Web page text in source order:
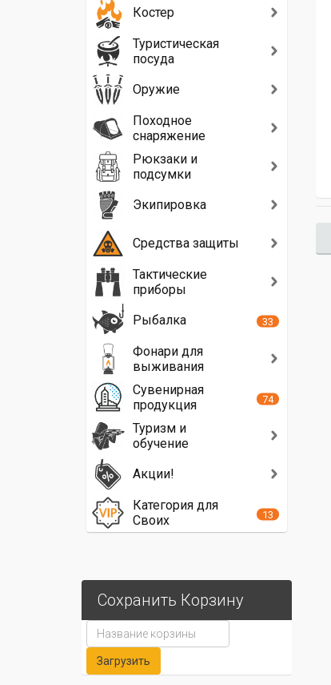
Костер
Туристическая
посуда
Оружие
Походное
снаряжение
Рюкзаки и
подсумки
Экипировка
Средства защиты
Тактические
приборы
Рыбалка
33
Фонари для
выживания
Сувенирная
продукция
74
Туризм и
обучение
Акции!
Категория для
Своих
13
Сохранить Корзину